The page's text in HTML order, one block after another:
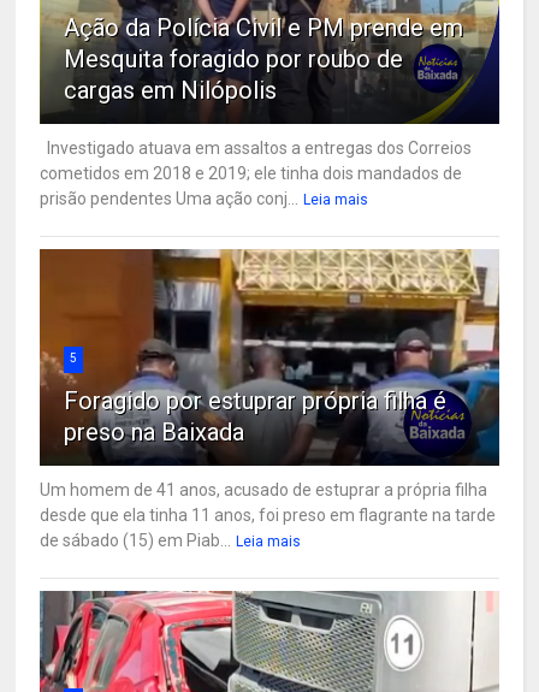
Ação da Polícia Civil e PM prende em
Mesquita foragido por roubo de
cargas em Nilópolis
Investigado atuava em assaltos a entregas dos Correios
cometidos em 2018 e 2019; ele tinha dois mandados de
prisão pendentes Uma ação conj...
Leia mais
5
Foragido por estuprar própria filha é
preso na Baixada
Um homem de 41 anos, acusado de estuprar a própria filha
desde que ela tinha 11 anos, foi preso em flagrante na tarde
de sábado (15) em Piab...
Leia mais